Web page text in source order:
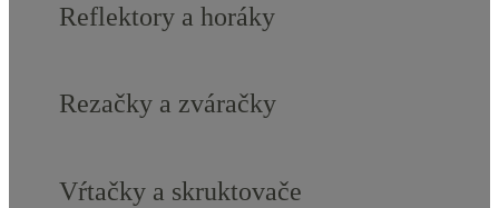
Reflektory a horáky
Rezačky a zváračky
Vŕtačky a skruktovače